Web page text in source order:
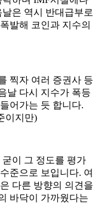
은 역시 반대급부로
발해 코인과 지수의
찍자 여러 증권사 등
날 다시 지수가 폭등
어가는 듯 합니다.
이지만)
이 그 정도를 평가
준으로 보입니다. 여
다른 방향의 의견을
바닥이 가까웠다는